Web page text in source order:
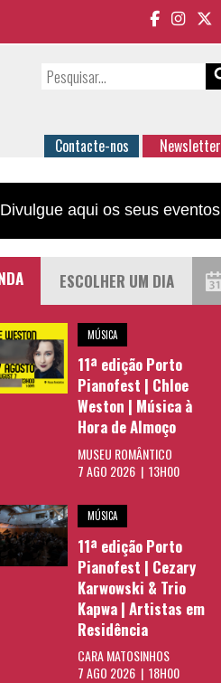
Contacte-nos Newsletter
Divulgue aqui os seus eventos
MÚSICA
11ª edição Porto
Pianofest | Chloe
Weston | Música à
Hora de Almoço
MUSEU ROMÂNTICO
7 AGO 2026 | 13H00
MÚSICA
11ª edição Porto
Pianofest | Cezary
Karwowski & Trio
Kapwa | Artistas em
Residência
CARA MATOSINHOS
7 AGO 2026 | 18H00